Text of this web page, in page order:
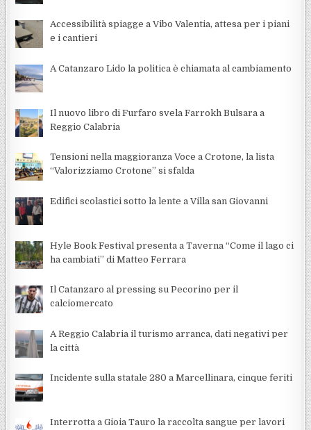
Accessibilità spiagge a Vibo Valentia, attesa per i piani
e i cantieri
A Catanzaro Lido la politica è chiamata al cambiamento
Il nuovo libro di Furfaro svela Farrokh Bulsara a
Reggio Calabria
Tensioni nella maggioranza Voce a Crotone, la lista
“Valorizziamo Crotone” si sfalda
Edifici scolastici sotto la lente a Villa san Giovanni
Hyle Book Festival presenta a Taverna “Come il lago ci
ha cambiati” di Matteo Ferrara
Il Catanzaro al pressing su Pecorino per il
calciomercato
A Reggio Calabria il turismo arranca, dati negativi per
la città
Incidente sulla statale 280 a Marcellinara, cinque feriti
Interrotta a Gioia Tauro la raccolta sangue per lavori